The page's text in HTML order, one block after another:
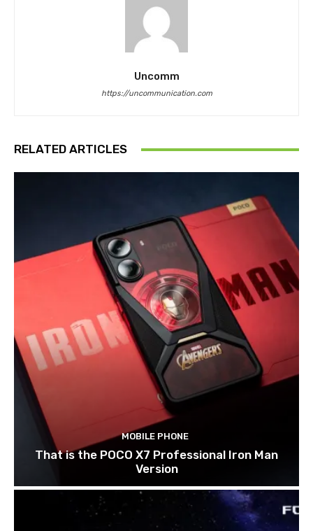
Uncomm
https://uncommunication.com
RELATED ARTICLES
MOBILE PHONE
That is the POCO X7 Professional Iron Man
Version